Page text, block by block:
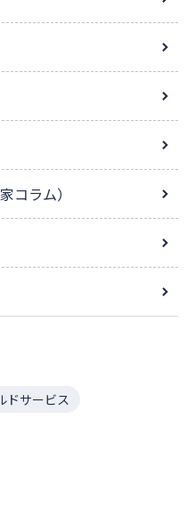
コラム）
ドサービス